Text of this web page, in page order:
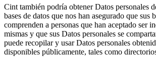
Cint también podría obtener Datos personales
bases de datos que nos han asegurado que sus
comprenden a personas que han aceptado ser
mismas y que sus Datos personales se
puede recopilar y usar Datos personales
disponibles públicamente, tales como